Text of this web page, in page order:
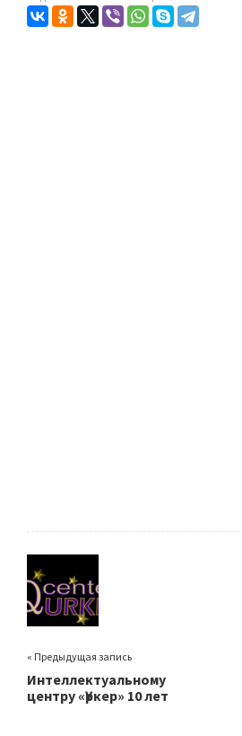
« Предыдущая запись
Интеллектуальному
центру «Үркер» 10 лет